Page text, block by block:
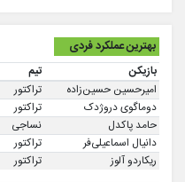
بهترین عملکرد فردی
بازیکن تیم
امیرحسین حسین‌زاده
تراکتور
دوماگوی دروژدک
تراکتور
حامد پاکدل
نساجی
دانیال اسماعیلی‌فر
تراکتور
ریکاردو آلوز
تراکتور